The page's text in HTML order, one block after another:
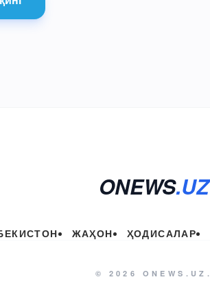
ONEWS.UZ
ЖАҲОН ҲОДИСАЛАР
© 2026 ONEWS.UZ.